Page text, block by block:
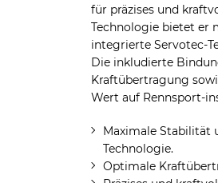
für präzises und
Technologie bietet er
integrierte Servotec-
Die inkludierte
Kraftübertragung
Wert auf Rennsport-
Maximale Stabilität
Technologie.
Optimale